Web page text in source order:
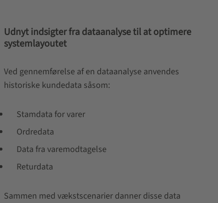
Udnyt indsigter fra dataanalyse til at optimere
systemlayoutet
Ved gennemførelse af en dataanalyse anvendes
historiske kundedata såsom:
Stamdata for varer
Ordredata
Data fra varemodtagelse
Returdata
Sammen med vækstscenarier danner disse data